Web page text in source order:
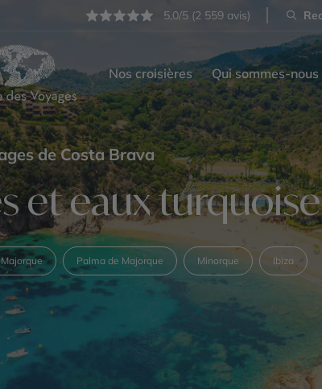
5,0/5 (2 559 avis)
Nos croisières Qui sommes-nous
de Costa Brava
et eaux turquoise
Majorque Palma de Majorque Minorque Ibiza